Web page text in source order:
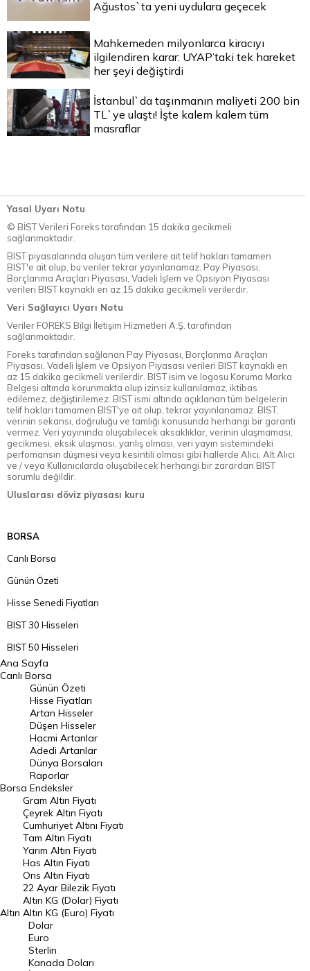
Ağustos`ta yeni uydulara geçecek
Mahkemeden milyonlarca kiracıyı
ilgilendiren karar: UYAP’taki tek hareket
her şeyi değiştirdi
İstanbul`da taşınmanın maliyeti 200 bin
TL`ye ulaştı! İşte kalem kalem tüm
masraflar
Yasal Uyarı Notu
© BİST Verileri Foreks tarafından 15 dakika gecikmeli
sağlanmaktadır.
BIST piyasalarında oluşan tüm verilere ait telif hakları tamamen
BIST'e ait olup, bu veriler tekrar yayınlanamaz. Pay Piyasası,
Borçlanma Araçları Piyasası, Vadeli İşlem ve Opsiyon Piyasası
verileri BIST kaynaklı en az 15 dakika gecikmeli verilerdir.
Veri Sağlayıcı Uyarı Notu
Veriler FOREKS Bilgi İletişim Hizmetleri A.Ş. tarafından
sağlanmaktadır.
Foreks tarafından sağlanan Pay Piyasası, Borçlanma Araçları
Piyasası, Vadeli İşlem ve Opsiyon Piyasası verileri BIST kaynaklı en
az 15 dakika gecikmeli verilerdir. BIST isim ve logosu Koruma Marka
Belgesi altında korunmakta olup izinsiz kullanılamaz, iktibas
edilemez, değiştirilemez. BIST ismi altında açıklanan tüm belgelerin
telif hakları tamamen BIST'ye ait olup, tekrar yayınlanamaz. BIST,
verinin sekansı, doğruluğu ve tamlığı konusunda herhangi bir garanti
vermez. Veri yayınında oluşabilecek aksaklıklar, verinin ulaşmaması,
gecikmesi, eksik ulaşması, yanlış olması, veri yayın sistemindeki
perfomansın düşmesi veya kesintili olması gibi hallerde Alıcı, Alt Alıcı
ve / veya Kullanıcılarda oluşabilecek herhangi bir zarardan BIST
sorumlu değildir.
Uluslarası döviz piyasası kuru
BORSA
Canlı Borsa
Günün Özeti
Hisse Senedi Fiyatları
BIST 30 Hisseleri
BIST 50 Hisseleri
BIST 100 Hisseleri
En Çok Artan Hisseler
En Çok Düşen Hisseler
Hacmi Artanlar
Geçmiş Kapanışlar
Dünya Borsaları
Raporlar
Endeksler
DÖVİZ
Döviz Kuru
Dolar Kuru
Euro Kuru
Pound Kuru
Frank Kuru
Ana Sayfa
Canlı Borsa
Borsa
Günün Özeti
Hisse Fiyatları
Artan Hisseler
Düşen Hisseler
Hacmi Artanlar
Adedi Artanlar
Dünya Borsaları
Raporlar
Endeksler
Altın
Gram Altın Fiyatı
Çeyrek Altın Fiyatı
Cumhuriyet Altını Fiyatı
Tam Altın Fiyatı
Yarım Altın Fiyatı
Has Altın Fiyatı
Ons Altın Fiyatı
22 Ayar Bilezik Fiyatı
Altın KG (Dolar) Fiyatı
Altın KG (Euro) Fiyatı
Dolar
Euro
Sterlin
Kanada Doları